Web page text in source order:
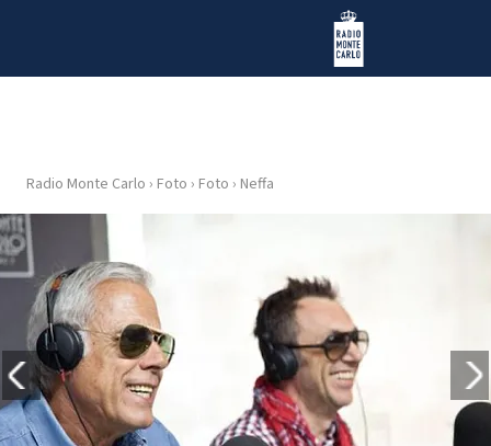
Radio Monte Carlo
HOME
RADIO
WEB
RADIO
PLAYLIST
Radio Monte Carlo › Foto › Foto › Neffa